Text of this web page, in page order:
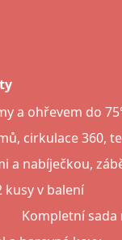
a ohřevem do
cirkulace 360,
a nabíječkou,
kusy v balení
Kompletní sada